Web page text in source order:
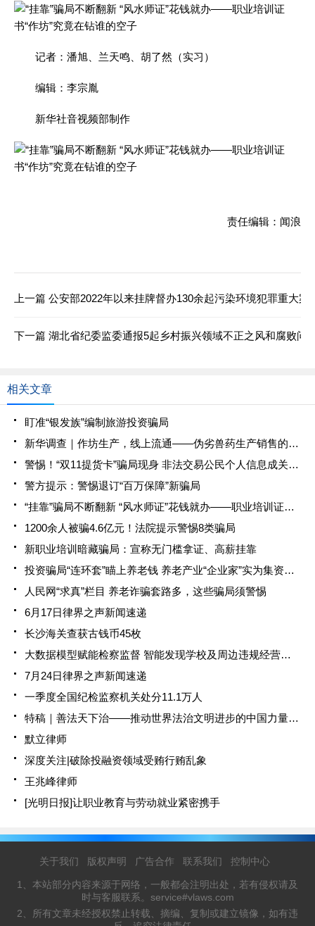
记者：潘旭、兰天鸣、胡了然（实习）
编辑：李宗胤
新华社音视频部制作
责任编辑：闻浪
上一篇 公安部2022年以来挂牌督办130余起污染环境犯罪重大案
下一篇 湖北省纪委监委通报5起乡村振兴领域不正之风和腐败问
相关文章
盯准“银发族”编制旅游投资骗局
新华调查｜作坊生产，线上流通——伪劣兽药生产销售的黑色链条
警惕！“双11提货卡”骗局现身 非法交易公民个人信息成关键一环
警方提示：警惕退订“百万保障”新骗局
“挂靠”骗局不断翻新 “风水师证”花钱就办——职业培训证书“作坊”究竟在钻谁的空子
1200余人被骗4.6亿元！法院提示警惕8类骗局
新职业培训暗藏骗局：宣称无门槛拿证、高薪挂靠
投资骗局“连环套”瞄上养老钱 养老产业“企业家”实为集资诈骗犯
人民网“求真”栏目 养老诈骗套路多，这些骗局须警惕
6月17日律界之声新闻速递
长沙海关查获古钱币45枚
大数据模型赋能检察监督 智能发现学校及周边违规经营线索
7月24日律界之声新闻速递
一季度全国纪检监察机关处分11.1万人
特稿｜善法天下治——推动世界法治文明进步的中国力量_2025全国两会大型融媒体专题_新华网
默立律师
深度关注|破除投融资领域受贿行贿乱象
王兆峰律师
[光明日报]让职业教育与劳动就业紧密携手
关于我们 版权声明 广告合作 联系我们 控制中心
1、本站部分内容来源于网络，一般都会注明出处，若有侵权请及
时与客服联系。service#vlaws.com
2、所有文章未经授权禁止转载、摘编、复制或建立镜像，如有违